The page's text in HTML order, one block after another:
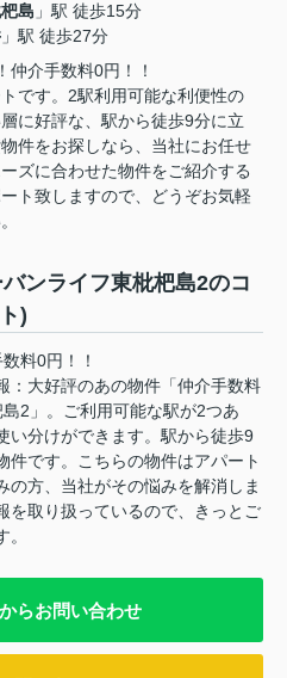
島 」駅 徒歩15分
」駅 徒歩27分
仲介手数料0円！！
です。2駅利用可能な利便性の
に好評な、駅から徒歩9分に立
件をお探しなら、当社にお任せ
ズに合わせた物件をご紹介する
ト致しますので、どうぞお気軽
ンライフ東枇杷島2のコ
)
料0円！！
：大好評のあの物件「仲介手数料
2」。ご利用可能な駅が2つあ
い分けができます。駅から徒歩9
件です。こちらの物件はアパート
の方、当社がその悩みを解消しま
を取り扱っているので、きっとご
らお問い合わせ